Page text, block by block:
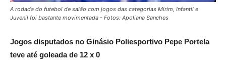
A rodada do futebol de salão com jogos das categorias Mirim, Infantil e
Juvenil foi bastante movimentada - Fotos: Apoliana Sanches
Jogos disputados no Ginásio Poliesportivo Pepe Portela
teve até goleada de 12 x 0